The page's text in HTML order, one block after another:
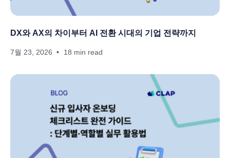
DX와 AX의 차이부터 AI 전환 시대의 기업 전략까지
7월 23, 2026 18 min read